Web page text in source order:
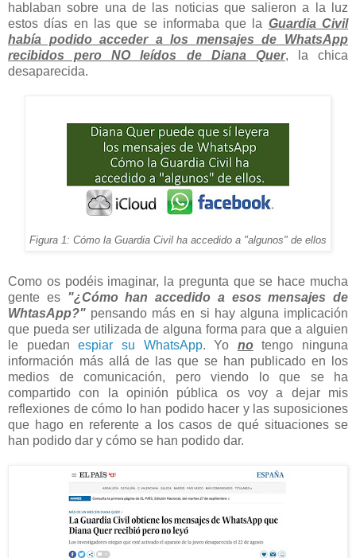
hablaban sobre una de las noticias que salieron a la luz
estos días en las que se informaba que la Guardia Civil
había podido acceder a los mensajes de WhatsApp
recibidos pero NO leídos de Diana Quer, la chica
desaparecida.
Figura 1: Cómo la Guardia Civil ha accedido a "algunos" de ellos
Como os podéis imaginar, la pregunta que se hace mucha
gente es "¿Cómo han accedido a esos mensajes de
WhtasApp?" pensando más en si hay alguna implicación
que pueda ser utilizada de alguna forma para que a alguien
le puedanespiar su WhatsApp. Yo notengo ninguna
información más allá de las que se han publicado en los
medios de comunicación, pero viendo lo que se ha
compartido con la opinión pública os voy a dejar mis
reflexiones de cómo lo han podido hacer y las suposiciones
que hago en referente a los casos de qué situaciones se
han podido dar y cómo se han podido dar.